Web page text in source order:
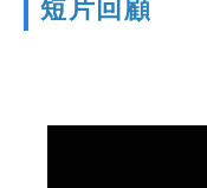
短片回顧